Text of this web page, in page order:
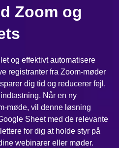
Zoom og
og effektivt automatisere
registranter fra Zoom-møder
dig tid og reducerer fejl,
Når en ny
møde, vil denne løsning
Sheet med de relevante
for dig at holde styr på
webinarer eller møder.